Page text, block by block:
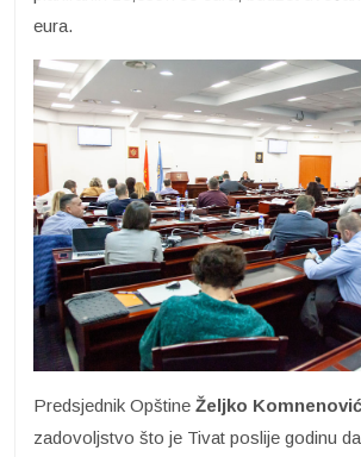
eura.
Predsjednik Opštine Željko Komnenović
zadovoljstvo što je Tivat poslije godinu